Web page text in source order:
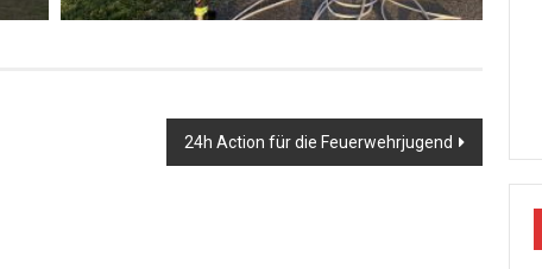
24h Action für die Feuerwehrjugend